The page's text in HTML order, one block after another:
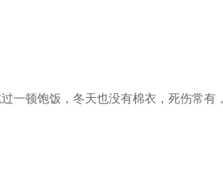
一顿饱饭，冬天也没有棉衣，死伤常有